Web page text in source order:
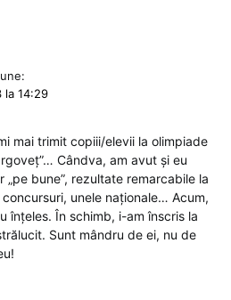
la 14:29
mai trimit copiii/elevii la olimpiade
Cândva, am avut și eu
bune”, rezultate remarcabile la
unele naționale… Acum,
înțeles. În schimb, i-am înscris la
Sunt mândru de ei, nu de